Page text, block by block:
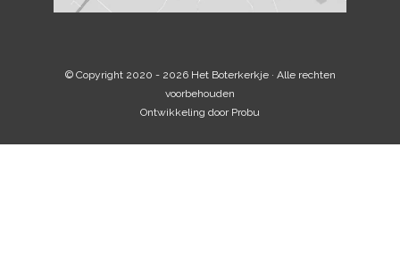
© Copyright 2020 - 2026 Het Boterkerkje· Alle rechten
voorbehouden
Ontwikkeling door Probu